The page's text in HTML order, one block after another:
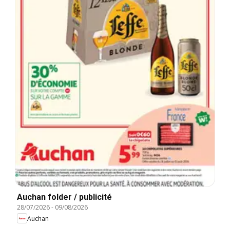
Auchan folder / publicité
28/07/2026- 09/08/2026
Auchan